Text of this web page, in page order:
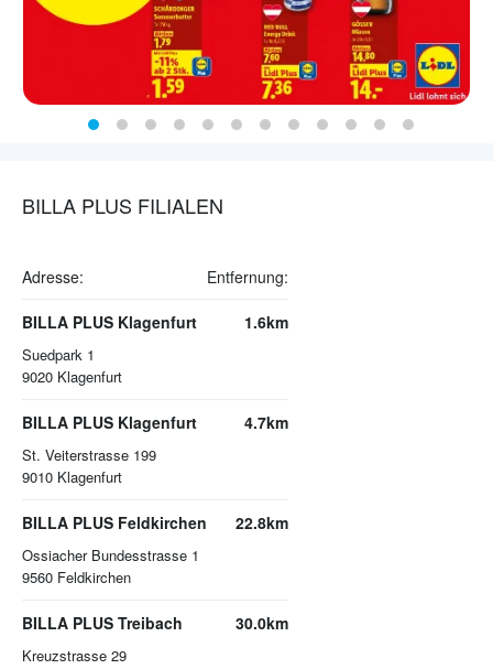
BILLA PLUS FILIALEN
Adresse: Entfernung:
BILLA PLUS Klagenfurt
Suedpark 1
9020 Klagenfurt
1.6km
BILLA PLUS Klagenfurt
St. Veiterstrasse 199
9010 Klagenfurt
4.7km
BILLA PLUS Feldkirchen
Ossiacher Bundesstrasse 1
9560 Feldkirchen
22.8km
BILLA PLUS Treibach
Kreuzstrasse 29
30.0km